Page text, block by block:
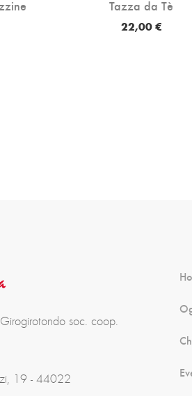
Tazza da Tè
22,00 €
soc. coop.
19 - 44022